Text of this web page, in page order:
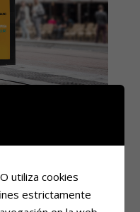
utiliza cookies
estrictamente